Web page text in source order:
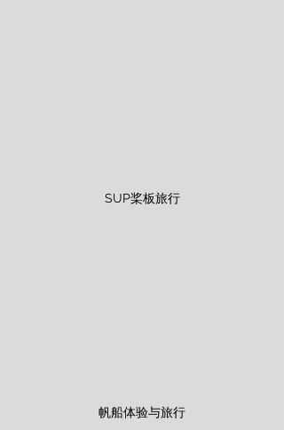
SUP桨板旅行
帆船体验与旅行